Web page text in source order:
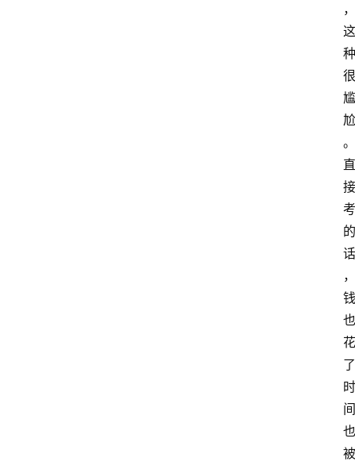
，
这
种
很
尴
尬
。
直
接
考
的
话
，
钱
也
花
了
时
间
也
被